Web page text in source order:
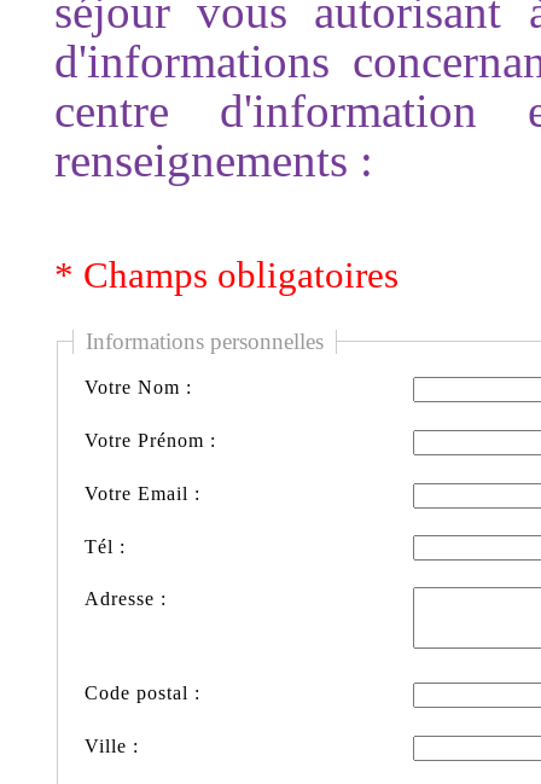
séjour vous autorisant
d'informations
centre
renseignements :
* Champs obligatoires
Informations personnelles
Votre Nom :
Votre Prénom :
Votre Email :
Tél :
Adresse :
Code postal :
Ville :